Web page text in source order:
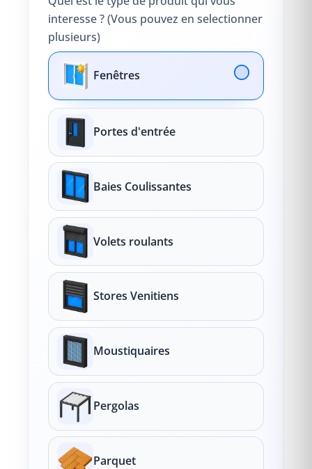
interesse ? (Vous pouvez en selectionner
plusieurs)
Fenêtres
Portes d'entrée
Baies Coulissantes
Volets roulants
Stores Venitiens
Moustiquaires
Pergolas
Parquet